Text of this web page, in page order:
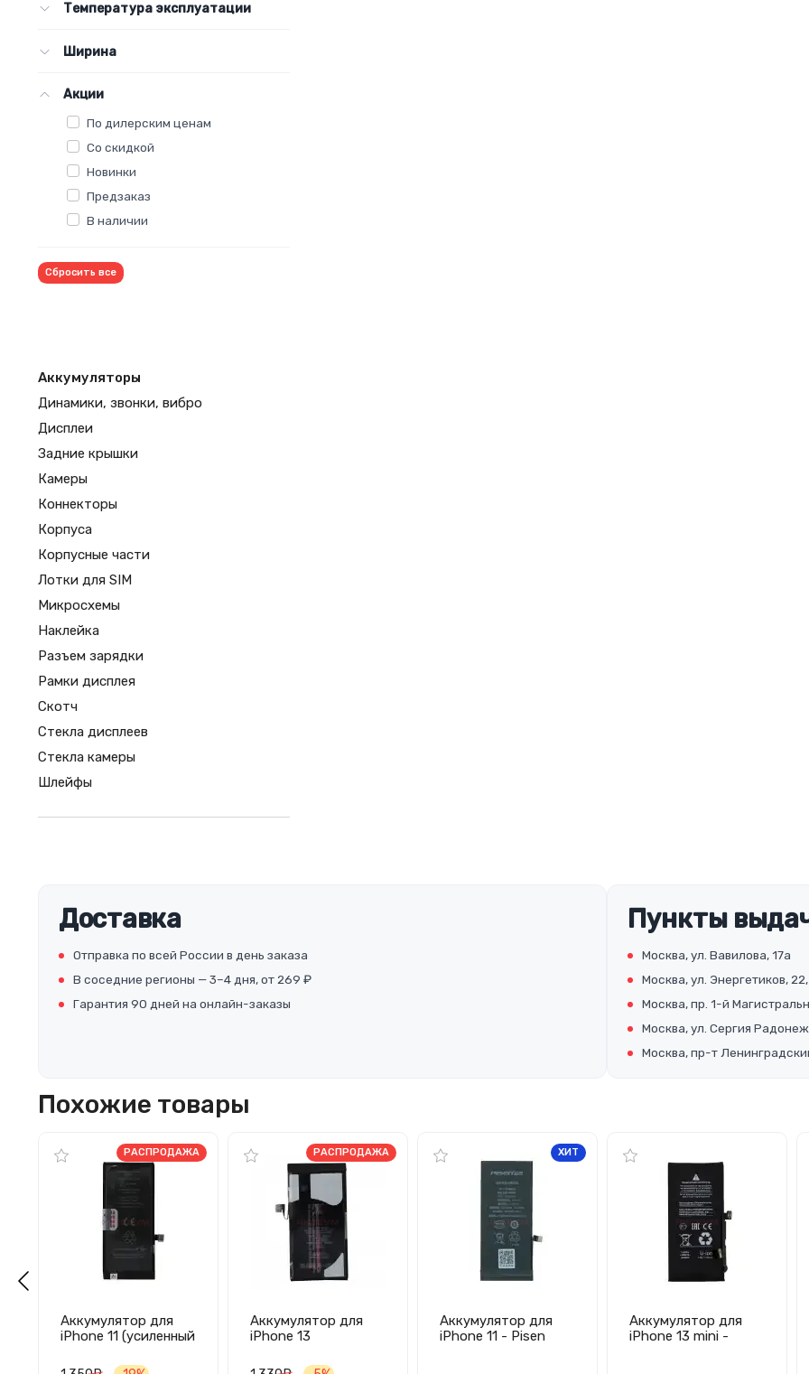
Температура эксплуатации
Ширина
Акции
По дилерским ценам
Со скидкой
Новинки
Предзаказ
В наличии
Сбросить все
Аккумуляторы
Динамики, звонки, вибро
Дисплеи
Задние крышки
Камеры
Коннекторы
Корпуса
Корпусные части
Лотки для SIM
Микросхемы
Наклейка
Разъем зарядки
Рамки дисплея
Скотч
Стекла дисплеев
Стекла камеры
Шлейфы
Доставка
Отправка по всей России в день заказа
В соседние регионы — 3–4 дня, от 269 ₽
Гарантия 90 дней на онлайн-заказы
Пункты
Москва, ул. Вавилова, 17а
Москва, ул. Энергетиков,
Москва, пр. 1-й
Москва, ул. Сергия
Москва, пр-т
Похожие товары
Аккумулятор для
iPhone 11 (усиленный
РАСПРОДАЖА
Аккумулятор для
iPhone 13
mAh) - JCID
РАСПРОДАЖА
Аккумулятор для
iPhone 11 - Pisen
ХИТ
Аккумулятор для
iPhone 13 mini -